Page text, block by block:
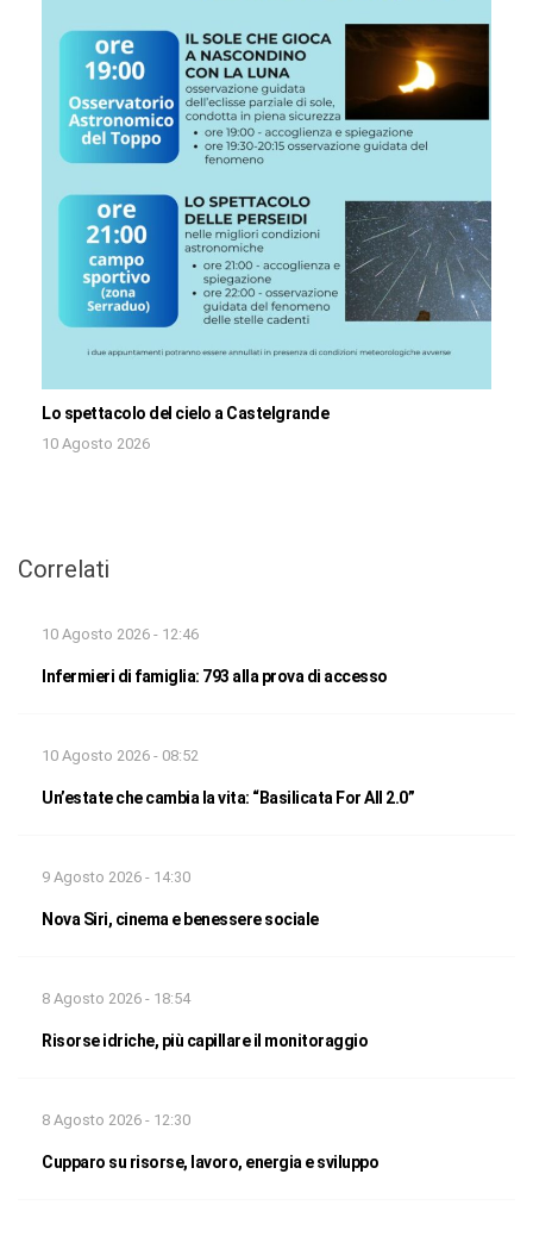
Lo spettacolo del cielo a Castelgrande
10 Agosto 2026
Correlati
10 Agosto 2026 - 12:46
Infermieri di famiglia: 793 alla prova di accesso
10 Agosto 2026 - 08:52
Un’estate che cambia la vita: “Basilicata For All 2.0”
9 Agosto 2026 - 14:30
Nova Siri, cinema e benessere sociale
8 Agosto 2026 - 18:54
Risorse idriche, più capillare il monitoraggio
8 Agosto 2026 - 12:30
Cupparo su risorse, lavoro, energia e sviluppo